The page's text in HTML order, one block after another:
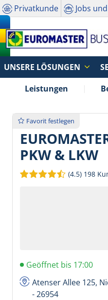
Privatkunde Jobs
UNSERE LÖSUNGEN
Leistungen
Favorit festlegen
PKW & LKW
(4.5) 198
Geöffnet bis 17:00
Atenser Allee 125,
- 26954